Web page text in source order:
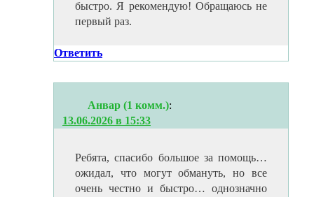
быстро. Я рекомендую! Обращаюсь не
первый раз.
Ответить
Анвар (1 комм.):
13.06.2026 в 15:33
Ребята, спасибо большое за помощь…
ожидал, что могут обмануть, но все
очень честно и быстро… однозначно